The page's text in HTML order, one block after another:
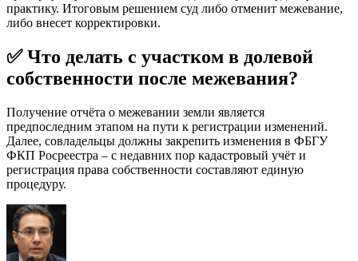
практику. Итоговым решением суд либо отменит межевание,
либо внесет корректировки.
✅ Что делать с участком в долевой
собственности после межевания?
Получение отчёта о межевании земли является
предпоследним этапом на пути к регистрации изменений.
Далее, совладельцы должны закрепить изменения в ФБГУ
ФКП Росреестра – с недавних пор кадастровый учёт и
регистрация права собственности составляют единую
процедуру.